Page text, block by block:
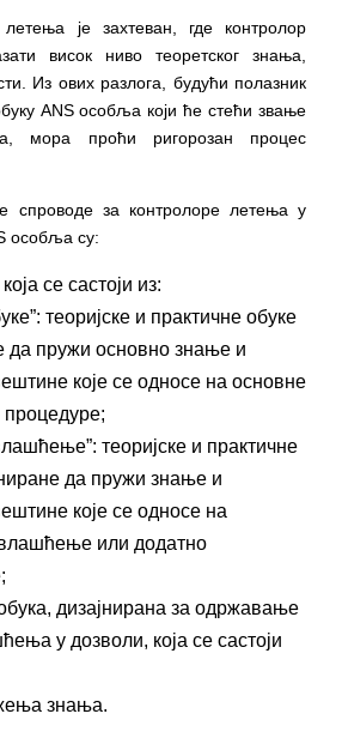
је захтеван, где контролор
висок ниво теоретског знања,
Из ових разлога, будући полазник
ANS особља који ће стећи звање
мора проћи ригорозан процес
спроводе за контролоре летења у
особља су:
се састоји из:
теоријске и практичне обуке
да пружи основно знање и
које се односе на основне
теоријске и практичне
да пружи знање и
које се односе на
или додатно
дизајнирана за одржавање
у дозволи, која се састоји
знања.